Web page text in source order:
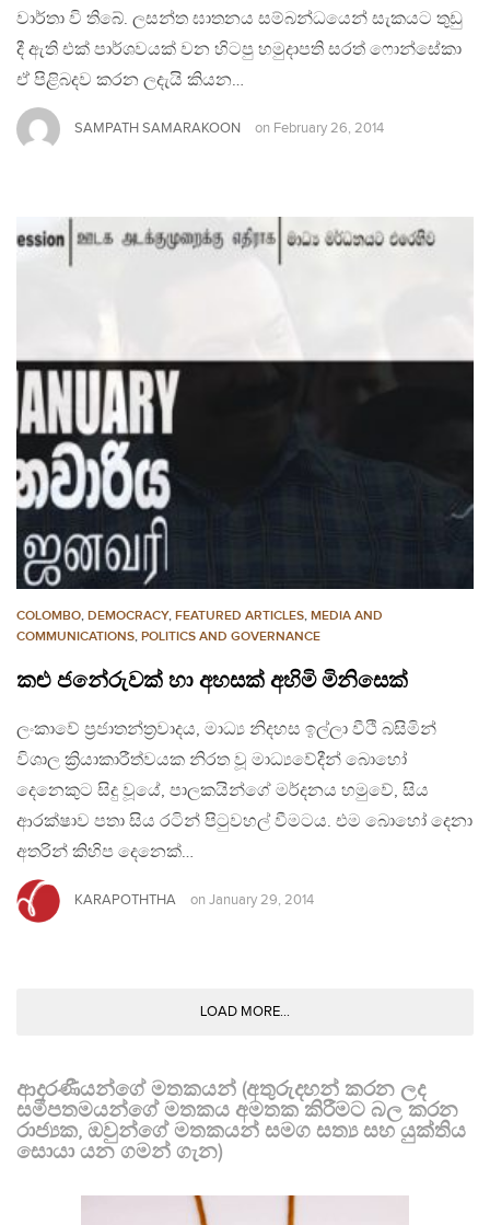
වාර්තා වි තිබේ. ලසන්ත ඝාතනය සම්බන්ධයෙන් සැකයට තුඩු
දී ඇති එක් පාර්ශවයක් වන හිටපු හමුදාපති සරත් ෆොන්සේකා
ඒ පිළිබදව කරන ලදැයි කියන…
SAMPATH SAMARAKOON on February 26, 2014
COLOMBO, DEMOCRACY, FEATURED ARTICLES, MEDIA AND
COMMUNICATIONS, POLITICS AND GOVERNANCE
කළු ජනේරුවක් හා අහසක් අහිමි මිනිසෙක්
ලංකාවේ ප්‍රජාතන්ත්‍රවාදය, මාධ්‍ය නිදහස ඉල්ලා වීථි බසිමින්
විශාල ක්‍රියාකාරීත්වයක නිරත වූ මාධ්‍යවේදීන් බොහෝ
දෙනෙකුට සිදු වූයේ, පාලකයින්ගේ මර්දනය හමුවේ, සිය
ආරක්ෂාව පතා සිය රටින් පිටුවහල් වීමටය. එම බොහෝ දෙනා
අතරින් කිහිප දෙනෙක්…
KARAPOTHTHA on January 29, 2014
LOAD MORE...
ආදරණීයන්ගේ මතකයන් (අතුරුදහන් කරන ලද
සමීපතමයන්ගේ මතකය අමතක කිරීමට බල කරන
රාජ්‍යක, ඔවුන්ගේ මතකයන් සමග සත්‍ය සහ යුක්තිය
සොයා යන ගමන් ගැන)